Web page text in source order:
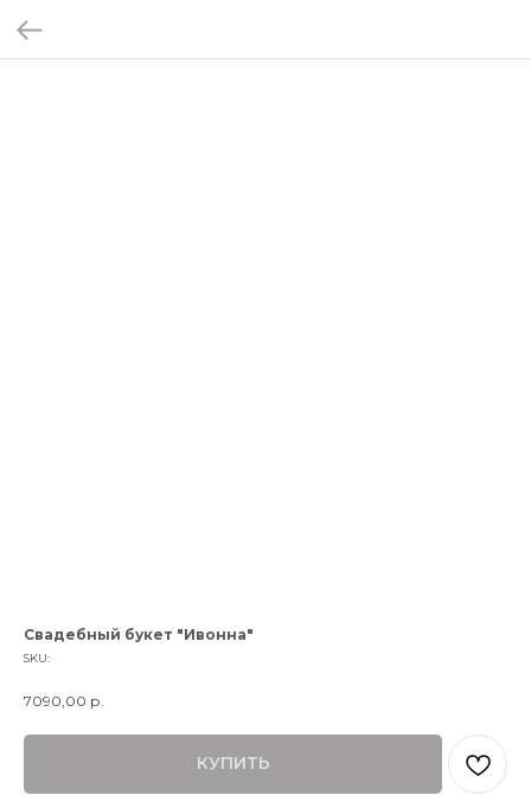
Свадебный букет "Ивонна"
SKU:
7090,00 р.
КУПИТЬ